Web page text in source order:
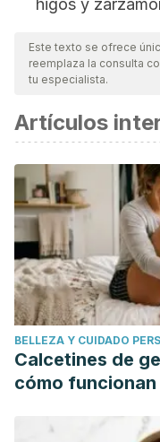
higos y
Este texto se ofrece
reemplaza la consulta
tu especialista.
Artículos
BELLEZA Y CUIDADO
Calcetines de
cómo